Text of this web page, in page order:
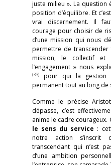
juste milieu ». La question
position d’équilibre. Et
vrai discernement. Il
courage pour choisir de
d’une mission qui nous
permettre de transcender
mission, le collectif et
l’engagement » nous
(33)
pour qui la
permanent tout au long
Comme le précise
dépasse, c’est
anime le cadre courageux.
le sens du service :
notre action s’inscrit
transcendant qui n’est
d’une ambition